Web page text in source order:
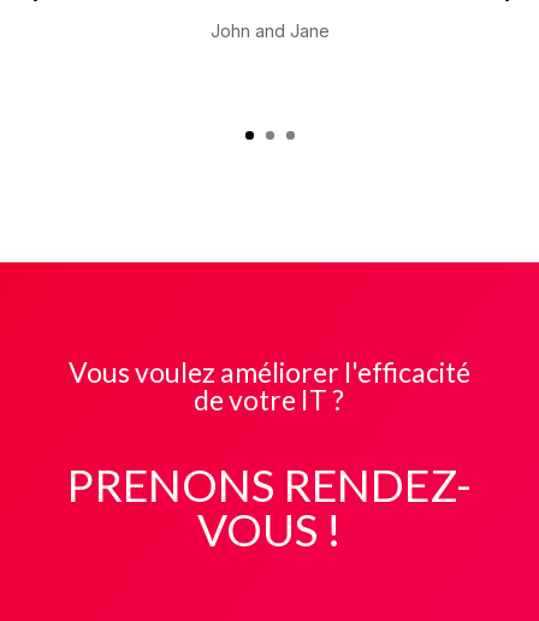
John and Jane
Vous voulez améliorer l'efficacité
de votre IT ?
PRENONS RENDEZ-
VOUS !